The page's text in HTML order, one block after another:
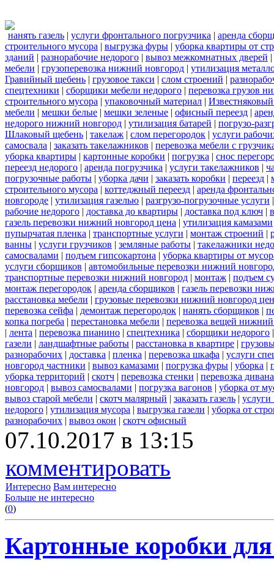
нанять газель | услуги фронтального погрузчика | аренда
строительного мусора | выгрузка фуры | уборка квартиры от
зданий | разнорабочие недорого | вывоз межкомнатных дверей |
мебели | грузоперевозка нижний новгород | утилизация
Гравийный щебень | грузовое такси | слом строений |
спецтехники | сборщики мебели недорого | перевозка грузов
строительного мусора | упаковочный материал |
мебели | мешки белые | мешки зеленые | офисный переезд |
недорого нижний новгород | утилизация батарей | погрузо-
Шлаковый щебень | такелаж | слом перегородок | услуги
самосвала | заказать такелажников | перевозка мебели с
уборка квартиры | картонные коробки | погрузка | снос
переезд недорого | аренда погрузчика | услуги такелажников |
погрузочные работы | уборка дачи | заказать коробки | переезд |
строительного мусора | коттеджный переезд | аренда
новгороде | утилизация газелью | разгрузо-погрузочные услуги
рабочие недорого | доставка до квартиры | доставка под ключ |
газель перевозки нижний новгород цена | утилизация камазами
пупырчатая пленка | транспортные услуги | монтаж строений |
ванны | услуги грузчиков | земляные работы | такелажники
самосвалами | подъем гипсокартона | уборка квартиры от
услуги сборщиков | автомобильные перевозки нижний
транспортные перевозки нижний новгород | монтаж | подъем
монтаж перегородок | аренда сборщиков | газель перевозки
расстановка мебели | грузовые перевозки нижний новгород
перевозка сейфа | демонтаж перегородок | нанять сборщиков |
копка погреба | перестановка мебели | перевозка вещей
| лента | перевозка пианино | спецтехника | сборщики недорого
газели | ландшафтные работы | расстановка в квартире |
разнорабочих | доставка | пленка | перевозка шкафа | услуги
новгород частники | вывоз камазами | погрузка фуры | уборка |
уборка территорий | скотч | перевозка стенки | перевозка дивана
новгород | вывоз самосвалами | погрузка вагонов | уборка от
вывоз старой мебели | скотч малярный | заказать газель | услуги
недорого | утилизация мусора | выгрузка газели | уборка от
разнорабочих | вывоз окон | скотч офисный
07.10.2017 в 13:15
комментировать
Интересно Вам интересно
Больше не интересно
(0)
Картонные коробки для